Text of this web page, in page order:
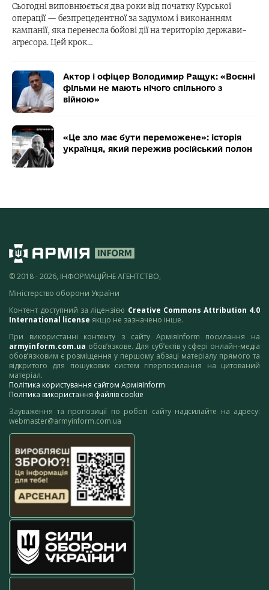
Сьогодні виповнюється два роки від початку Курської
операції — безпрецедентної за задумом і виконанням
кампанії, яка перенесла бойові дії на територію держави-
агресора. Цей крок…
Актор і офіцер Володимир Ращук: «Воєнні
фільми не мають нічого спільного з
війною»
«Це зло має бути переможене»: історія
українця, який пережив російський полон
© 2018 - 2026, ІНФОРМАЦІЙНЕ АГЕНТСТВО,
Міністерство оборони України
Контент доступний за ліцензією Creative Commons Attribution 4.0
International license якщо не зазначено інше.
При використанні контенту з сайту АрміяInform посилання на
armyinform.com.ua обов’язкове. Для суб’єктів у сфері онлайн-медіа
обов’язковим є розміщення у першому абзаці матеріалу прямого та
відкритого для пошукових систем гіперпосилання на цитований
матеріал.
Політика користування сайтом АрміяInform
Політика використання файлів cookie
Зауваження та пропозиції по роботі сайту надсилайте на адресу:
webmaster@armyinform.com.ua